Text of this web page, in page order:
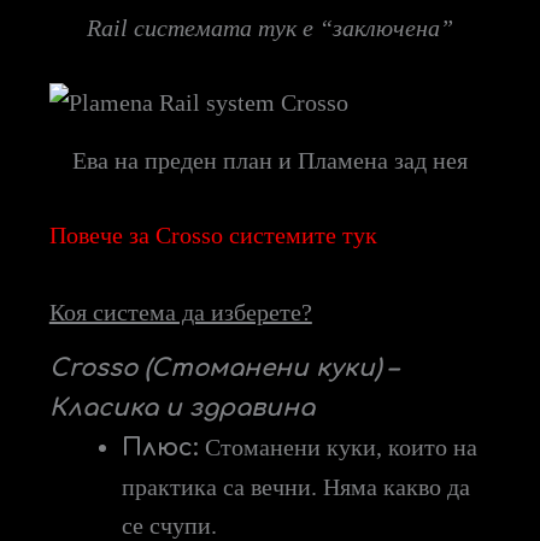
Rail системата тук е “заключена”
Ева на преден план и Пламена зад нея
Повече за Crosso системите тук
Коя система да изберете?
Crosso (Стоманени куки) –
Класика и здравина
Плюс: Стоманени куки, които на
практика са вечни. Няма какво да
се счупи.